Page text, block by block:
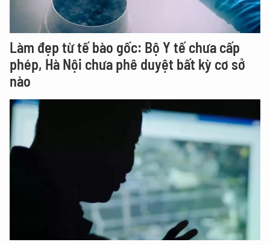
Làm đẹp từ tế bào gốc: Bộ Y tế chưa cấp
phép, Hà Nội chưa phê duyệt bất kỳ cơ sở
nào